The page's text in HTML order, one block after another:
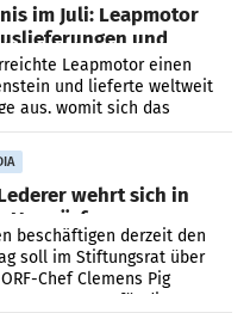
im Juli: Leapmotor
und
100.000er-Marke
Leapmotor einen
und lieferte weltweit
aus, womit sich das
Juli 2025 mehr als
wehrt sich in
Vorwürfe
beschäftigen derzeit den
soll im Stiftungsrat über
Chef Clemens Pig
Besetzungen für die